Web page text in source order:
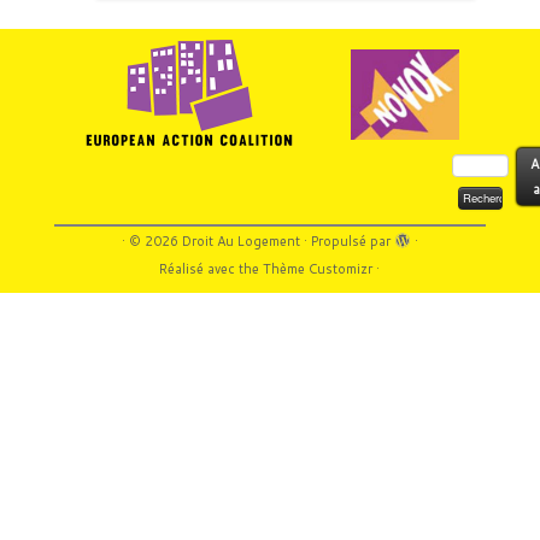
Rechercher :
· © 2026 Droit Au Logement· Propulsé par
·
Réalisé avec theThème Customizr·